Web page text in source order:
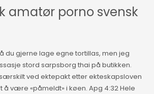
amatør porno svensk
du gjerne lage egne tortillas, men jeg
stord sarpsborg thai på butikken.
ved ektepakt etter ekteskapsloven
å være «påmeldt» i køen. Apg 4:32 Hele